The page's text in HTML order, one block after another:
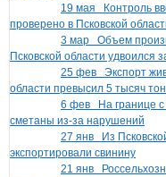
19 мая Контроль
проверено в Псковской
3 мар Объем
Псковской области удвоился
25 фев Экспорт
области превысил 5 тысяч
6 фев На границе
сметаны из-за нарушений
27 янв Из
экспортировали свинину
21 янв